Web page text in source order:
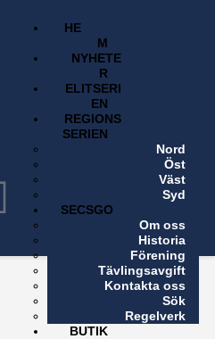
Kontakta oss
Sök
Regelverk
BUTI
HE
M
NYHETE
R
ELITSERI
EN
REGIONS
SERIEN
Nord
Öst
Väst
Syd
SECSGO
Om oss
Historia
Förening
Tävlingsavgift
Kontakta oss
Sök
Regelverk
BUTIK